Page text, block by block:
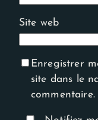
Site web
Enregistrer
site dans le
commentaire.